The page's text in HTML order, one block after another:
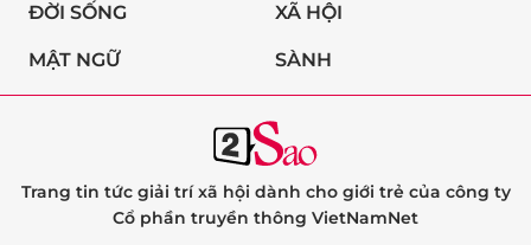
ĐỜI SỐNG XÃ HỘI
MẬT NGỮ SÀNH
Trang tin tức giải trí xã hội dành cho giới trẻ của công ty
Cổ phần truyền thông VietNamNet